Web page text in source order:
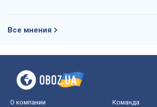
Все мнения
О компании Команда